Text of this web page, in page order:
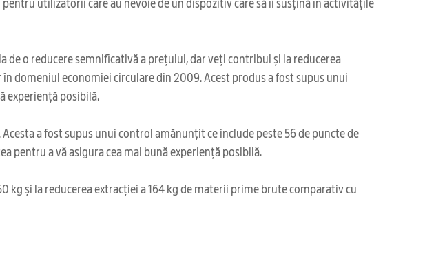
de o reducere semnificativă a prețului, dar veți contribui și la reducerea
domeniul economiei circulare din 2009. Acest produs a fost supus unui
experiență posibilă.
a fost supus unui control amănunțit ce include peste 56 de puncte de
pentru a vă asigura cea mai bună experiență posibilă.
și la reducerea extracției a 164 kg de materii prime brute comparativ cu